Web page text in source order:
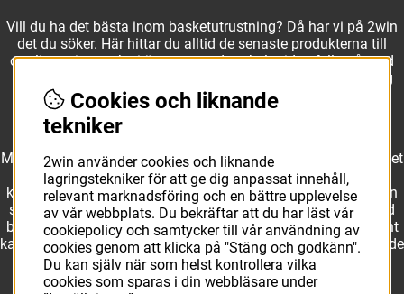
Vill du ha det bästa inom basketutrustning? Då har vi på 2win
det du söker. Här hittar du alltid de senaste produkterna till
otroliga priser, och vi är noga med att hela tiden fylla på med
nyheter i webbshopen. Det gör oss till ett naturligt val för dig
som vill ha utrustning som överträffar alla andra märken.
Med ett av Sveriges största kläd- och skosortiment inom basket
kan vi erbjuda allt som du eller din klubb behöver. Välj ut
kvalitativa basketbollar och basketskor från välkända märken
som Molten, Nike, Adidas och Spalding och komplettera med
basketkläder från Jordan. I vårt breda och prisvärda sortiment
kan vi erbjuda matchkläder som ger maximal rörelsefrihet, både
på och utanför planen. Oavsett vad du behöver för
basketutrustning kan du vara säker på att hitta den här.
Cookies och liknande
tekniker
2win använder cookies och liknande
lagringstekniker för att ge dig anpassat innehåll,
relevant marknadsföring och en bättre upplevelse
av vår webbplats. Du bekräftar att du har läst vår
cookiepolicy och samtycker till vår användning av
cookies genom att klicka på "Stäng och godkänn".
Du kan själv när som helst kontrollera vilka
cookies som sparas i din webbläsare under